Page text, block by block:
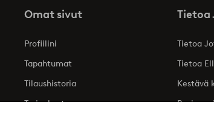
Omat sivut
Profiilini
Tapahtumat
Tilaushistoria
Tarjoukset
Tietoa
Tietoa
Tietoa
Kestävä